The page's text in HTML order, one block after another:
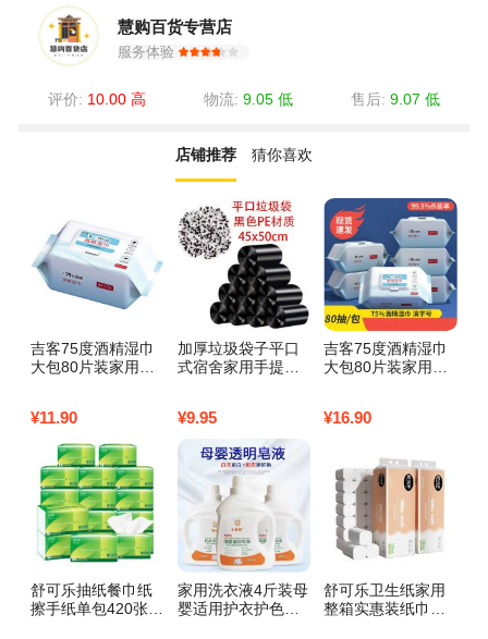
慧购百货专营店
服务体验
评价: 10.00 高 物流: 9.05 低 售后:9.07 低
店铺推荐 猜你喜欢
吉客75度酒精湿巾
大包80片装家用一
¥11.90
加厚垃圾袋子平口
式宿舍家用手提袋
【100只】
¥9.95
吉客75度酒精湿巾
大包80片装家用一
¥16.90
舒可乐抽纸餐巾纸
擦手纸单包420张大
家用洗衣液4斤装母
婴适用护衣护色留
舒可乐卫生纸家用
整箱实惠装纸巾原